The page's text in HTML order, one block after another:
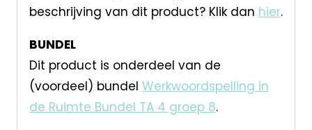
beschrijving van dit product? Klik dan hier.
BUNDEL
Dit product is onderdeel van de
(voordeel) bundel Werkwoordspelling in
de Ruimte Bundel TA 4 groep 8.